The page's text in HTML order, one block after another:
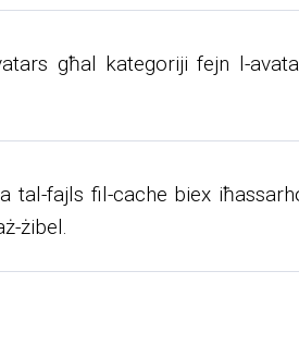
għal kategoriji fejn l-
fajls fil-cache biex
żibel.